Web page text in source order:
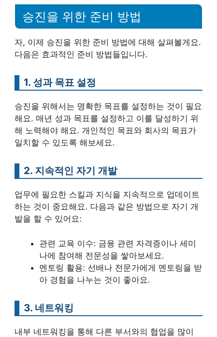
승진을 위한 준비 방법
자, 이제 승진을 위한 준비 방법에 대해 살펴볼게요.
다음은 효과적인 준비 방법들입니다.
1. 성과 목표 설정
승진을 위해서는 명확한 목표를 설정하는 것이 필요
해요. 매년 성과 목표를 설정하고 이를 달성하기 위
해 노력해야 해요. 개인적인 목표와 회사의 목표가
일치할 수 있도록 해보세요.
2. 지속적인 자기 개발
업무에 필요한 스킬과 지식을 지속적으로 업데이트
하는 것이 중요해요. 다음과 같은 방법으로 자기 개
발을 할 수 있어요:
관련 교육 이수: 금융 관련 자격증이나 세미
나에 참여해 전문성을 쌓아보세요.
멘토링 활용: 선배나 전문가에게 멘토링을 받
아 경험을 나누는 것이 좋아요.
3. 네트워킹
내부 네트워킹을 통해 다른 부서와의 협업을 많이